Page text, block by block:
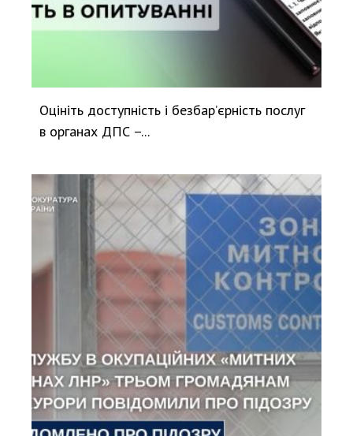
Оцініть доступність і безбар’єрність послуг
в органах ДПС –...